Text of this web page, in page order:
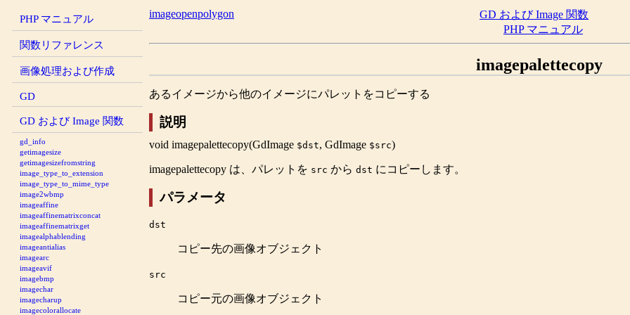
PHP マニュアル
関数リファレンス
画像処理および作成
GD
GD および Image 関数
gd_info
getimagesize
getimagesizefromstring
image_type_to_extension
image_type_to_mime_type
image2wbmp
imageaffine
imageaffinematrixconcat
imageaffinematrixget
imagealphablending
imageantialias
imagearc
imageavif
imagebmp
imagechar
imagecharup
imagecolorallocate
imageopenpolygon
GD および Image 関数
PHP マニュアル
imagepalettecopy
あるイメージから他のイメージにパレットをコピーする
説明
void imagepalettecopy(GdImage $dst, GdImage $src)
imagepalettecopy は、パレットを src から dst にコピーします。
パラメータ
dst
コピー先の画像オブジェクト
src
コピー元の画像オブジェクト